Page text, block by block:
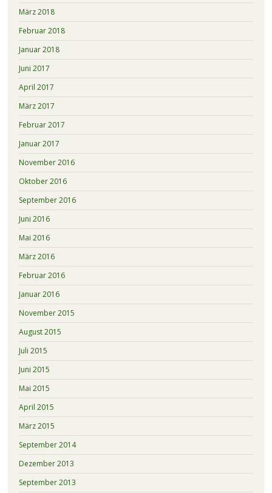
März 2018
Februar 2018
Januar 2018
Juni 2017
April 2017
März 2017
Februar 2017
Januar 2017
November 2016
Oktober 2016
September 2016
Juni 2016
Mai 2016
März 2016
Februar 2016
Januar 2016
November 2015
August 2015
Juli 2015
Juni 2015
Mai 2015
April 2015
März 2015
September 2014
Dezember 2013
September 2013